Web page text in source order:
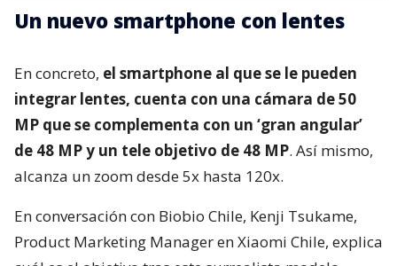
Un nuevo smartphone con lentes
En concreto, el smartphone al que se le pueden
integrar lentes, cuenta con una cámara de 50
MP que se complementa con un ‘gran angular’
de 48 MP y un tele objetivo de 48 MP. Así mismo,
alcanza un zoom desde 5x hasta 120x.
En conversación con Biobio Chile, Kenji Tsukame,
Product Marketing Manager en Xiaomi Chile, explica